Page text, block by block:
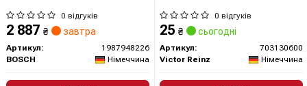
0 відгуків
2 887 ₴ завтра
Артикул:
1987948226
BOSCH
Німеччина
0 відгуків
25 ₴ сьогодні
Артикул:
703130600
Victor Reinz
Німеччина